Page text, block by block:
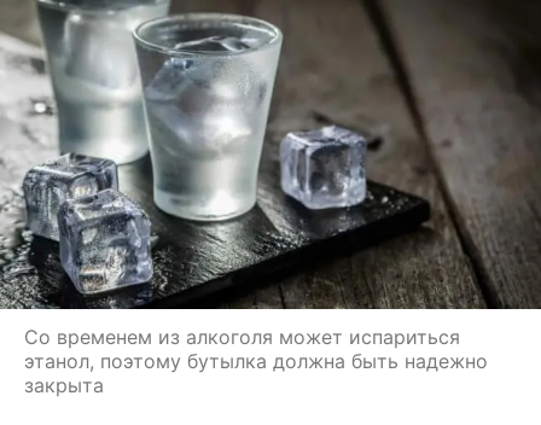
Со временем из алкоголя может испариться
этанол, поэтому бутылка должна быть надежно
закрыта